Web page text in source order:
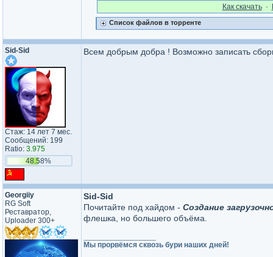
Как cкачать·
Список файлов в торренте
Sid-Sid
Стаж: 14 лет 7 мес.
Сообщений: 199
Ratio: 3.975
48.58%
Всем добрым добра ! Возможно записать
Georgiiy
RG Soft
Реставратор,
Uploader 300+
Sid-Sid
Почитайте под хайдом - Создание
флешка, но большего объёма.
Мы прорвёмся сквозь бури наших дней!